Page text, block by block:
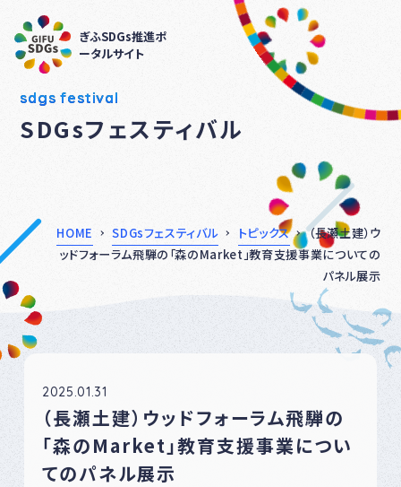
ぎふSDGs推進ポ
ータルサイト
sdgs festival
SDGsフェスティバル
HOME SDGsフェスティバル トピックス
（長瀬土建）ウ
ッドフォーラム飛騨の「森のMarket」教育支援事業についての
パネル展示
2025.01.31
（長瀬土建）ウッドフォーラム飛騨の
「森のMarket」教育支援事業につい
てのパネル展示